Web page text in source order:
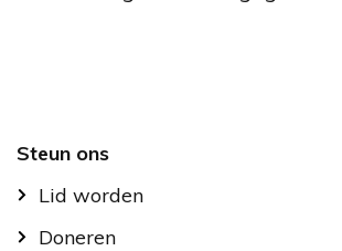
Footer
Steun ons
Lid worden
Doneren